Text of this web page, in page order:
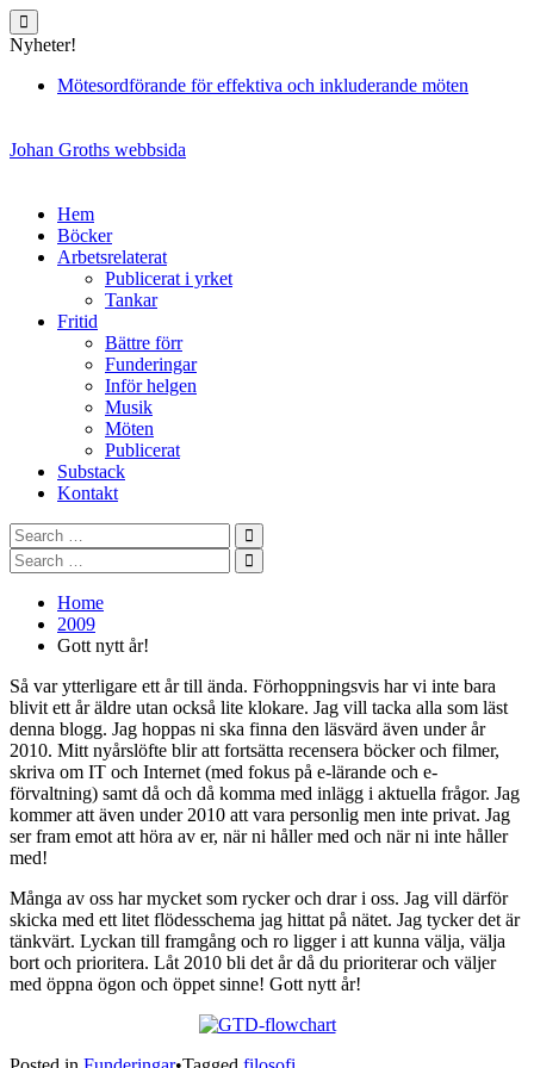
Skip
to
Nyheter!
Mötesordförande för effektiva och inkluderande möten
Johan Groths webbsida
Hem
Böcker
Arbetsrelaterat
Publicerat i yrket
Tankar
Fritid
Bättre förr
Funderingar
Inför helgen
Musik
Möten
Publicerat
Substack
Kontakt
Search
for:
Search
Search
for:
Search
Home
2009
Gott nytt år!
Så var ytterligare ett år till ända. Förhoppningsvis har vi inte bara
blivit ett år äldre utan också lite klokare. Jag vill tacka alla som läst
denna blogg. Jag hoppas ni ska finna den läsvärd även under år
2010. Mitt nyårslöfte blir att fortsätta recensera böcker och filmer,
skriva om IT och Internet (med fokus på e-lärande och e-
förvaltning) samt då och då komma med inlägg i aktuella frågor. Jag
kommer att även under 2010 att vara personlig men inte privat. Jag
ser fram emot att höra av er, när ni håller med och när ni inte håller
med!
Många av oss har mycket som rycker och drar i oss. Jag vill därför
skicka med ett litet flödesschema jag hittat på nätet. Jag tycker det är
tänkvärt. Lyckan till framgång och ro ligger i att kunna välja, välja
bort och prioritera. Låt 2010 bli det år då du prioriterar och väljer
med öppna ögon och öppet sinne! Gott nytt år!